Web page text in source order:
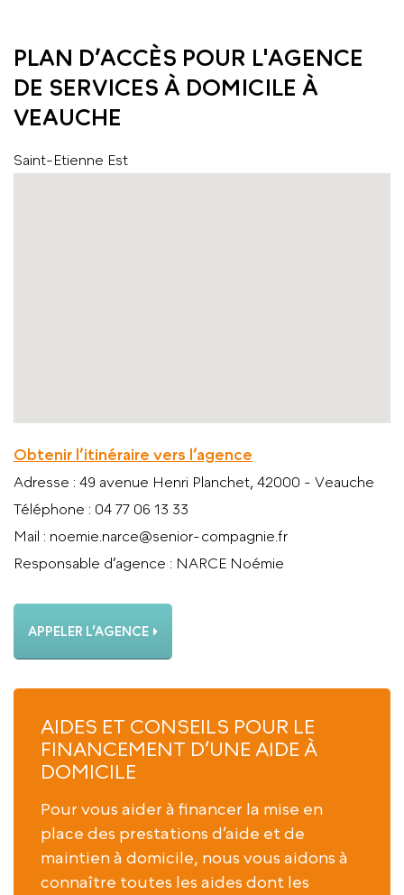
PLAN D’ACCÈS POUR L'AGENCE
DE SERVICES À DOMICILE À
VEAUCHE
Saint-Etienne Est
Obtenir l’itinéraire vers l’agence
Adresse : 49 avenue Henri Planchet, 42000 - Veauche
Téléphone : 04 77 06 13 33
Mail : noemie.narce@senior-compagnie.fr
Responsable d’agence : NARCE Noémie
APPELER L’AGENCE
AIDES ET CONSEILS POUR LE
FINANCEMENT D’UNE AIDE À
DOMICILE
Pour vous aider à financer la mise en
place des prestations d’aide et de
maintien à domicile, nous vous aidons à
connaître toutes les aides dont les